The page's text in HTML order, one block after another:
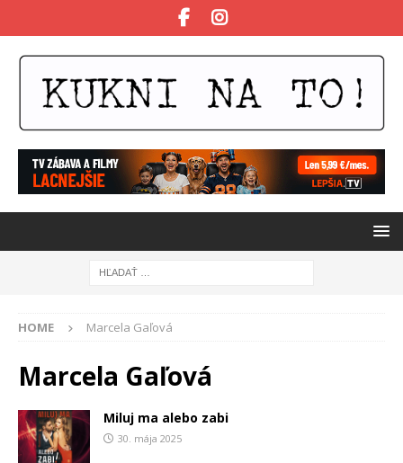
HOME Marcela Gaľová
Marcela Gaľová
Miluj ma alebo zabi
30. mája 2025